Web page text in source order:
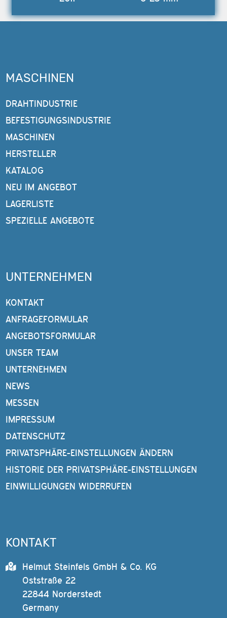
MASCHINEN
DRAHTINDUSTRIE
BEFESTIGUNGSINDUSTRIE
MASCHINEN
HERSTELLER
KATALOG
NEU IM ANGEBOT
LAGERLISTE
SPEZIELLE ANGEBOTE
UNTERNEHMEN
KONTAKT
ANFRAGEFORMULAR
ANGEBOTSFORMULAR
UNSER TEAM
UNTERNEHMEN
NEWS
MESSEN
IMPRESSUM
DATENSCHUTZ
PRIVATSPHÄRE-EINSTELLUNGEN ÄNDERN
HISTORIE DER PRIVATSPHÄRE-EINSTELLUNGEN
EINWILLIGUNGEN WIDERRUFEN
KONTAKT
Helmut Steinfels GmbH & Co. KG
Oststraße 22
22844 Norderstedt
Germany